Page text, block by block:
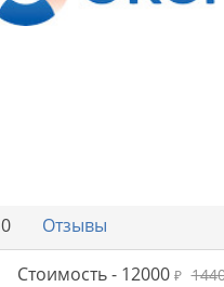
0 Отзывы
Стоимость -12000 ₽